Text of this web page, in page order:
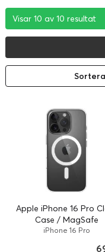
Visar 10 av 10 resultat
Visar 10 av 10 resultat
Visar 10 av 10 resultat
Apple iPhone 16 Pro
Case / MagSafe
iPhone 16 Pro